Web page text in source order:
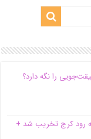
را نگه دارد؟
رود کرج تخریب شد +